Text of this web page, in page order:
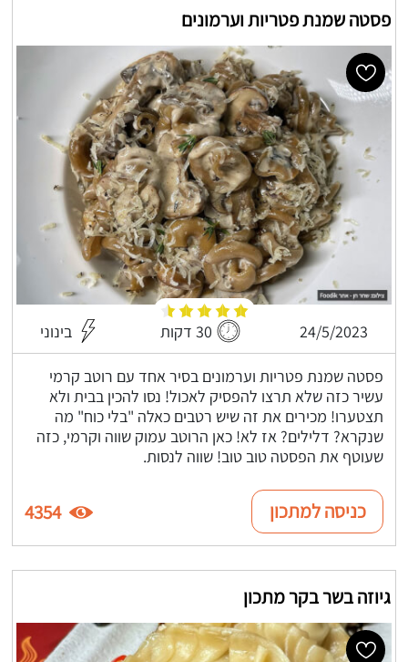
פסטה שמנת פטריות וערמונים
24/5/2023 30 דקות בינוני
פסטה שמנת פטריות וערמונים בסיר אחד עם רוטב קרמי
עשיר כזה שלא תרצו להפסיק לאכול! נסו להכין בבית ולא
תצטערו! מכירים את זה שיש רטבים כאלה "בלי כוח" מה
שנקרא? דלילים? אז לא! כאן הרוטב עמוק שווה וקרמי, כזה
שעוטף את הפסטה טוב טוב! שווה לנסות.
כניסה למתכון 4354
גיוזה בשר בקר מתכון